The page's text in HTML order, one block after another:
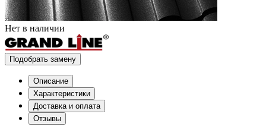
Нет в наличии
Подобрать замену
Описание
Характеристики
Доставка и оплата
Отзывы